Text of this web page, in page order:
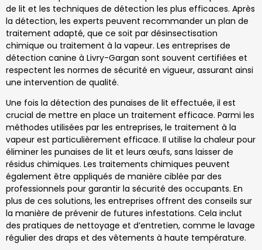
de lit et les techniques de détection les plus efficaces. Après
la détection, les experts peuvent recommander un plan de
traitement adapté, que ce soit par désinsectisation
chimique ou traitement à la vapeur. Les entreprises de
détection canine à Livry-Gargan sont souvent certifiées et
respectent les normes de sécurité en vigueur, assurant ainsi
une intervention de qualité.
Une fois la détection des punaises de lit effectuée, il est
crucial de mettre en place un traitement efficace. Parmi les
méthodes utilisées par les entreprises, le traitement à la
vapeur est particulièrement efficace. Il utilise la chaleur pour
éliminer les punaises de lit et leurs œufs, sans laisser de
résidus chimiques. Les traitements chimiques peuvent
également être appliqués de manière ciblée par des
professionnels pour garantir la sécurité des occupants. En
plus de ces solutions, les entreprises offrent des conseils sur
la manière de prévenir de futures infestations. Cela inclut
des pratiques de nettoyage et d’entretien, comme le lavage
régulier des draps et des vêtements à haute température.